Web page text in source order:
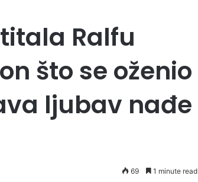
Ralfu
što se oženio
ljubav nađe
69 1 minute read